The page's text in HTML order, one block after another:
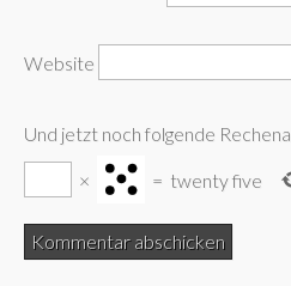
Website
Und jetzt noch folgende
× = twenty five